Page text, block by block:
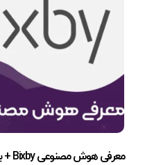
معرفی هوش مصنوعی Bixby + بررسی 6 قابلیت آن